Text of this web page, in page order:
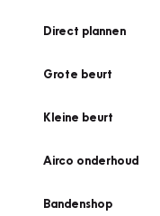
Direct plannen
Grote beurt
Kleine beurt
Airco onderhoud
Bandenshop